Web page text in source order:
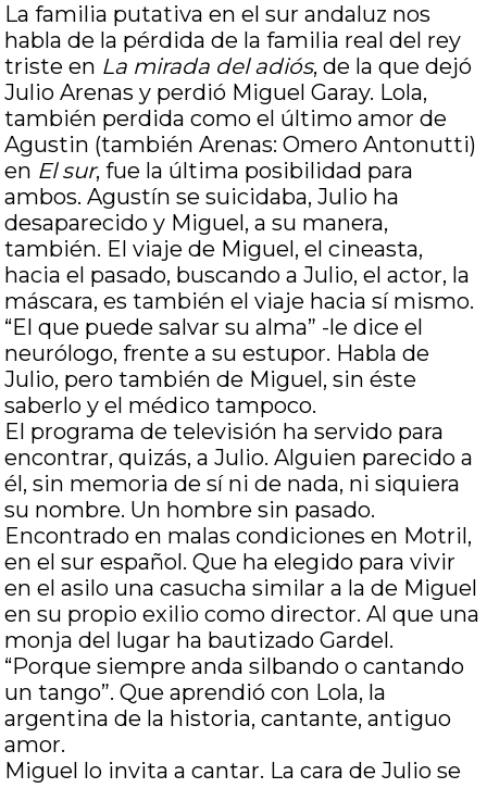
La familia putativa en el sur andaluz nos
habla de la pérdida de la familia real del rey
triste en La mirada del adiós, de la que dejó
Julio Arenas y perdió Miguel Garay. Lola,
también perdida como el último amor de
Agustin (también Arenas: Omero Antonutti)
en El sur, fue la última posibilidad para
ambos. Agustín se suicidaba, Julio ha
desaparecido y Miguel, a su manera,
también. El viaje de Miguel, el cineasta,
hacia el pasado, buscando a Julio, el actor, la
máscara, es también el viaje hacia sí mismo.
“El que puede salvar su alma” -le dice el
neurólogo, frente a su estupor. Habla de
Julio, pero también de Miguel, sin éste
saberlo y el médico tampoco.
El programa de televisión ha servido para
encontrar, quizás, a Julio. Alguien parecido a
él, sin memoria de sí ni de nada, ni siquiera
su nombre. Un hombre sin pasado.
Encontrado en malas condiciones en Motril,
en el sur español. Que ha elegido para vivir
en el asilo una casucha similar a la de Miguel
en su propio exilio como director. Al que una
monja del lugar ha bautizado Gardel.
“Porque siempre anda silbando o cantando
un tango”. Que aprendió con Lola, la
argentina de la historia, cantante, antiguo
amor.
Miguel lo invita a cantar. La cara de Julio se